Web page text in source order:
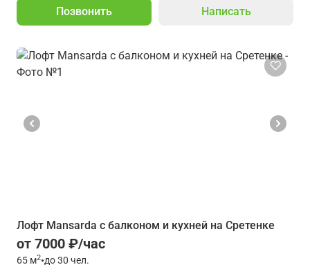
Позвонить Написать
Лофт Mansarda с балконом и кухней на Сретенке
от 7000 ₽/час
65 м2•до 30 чел.